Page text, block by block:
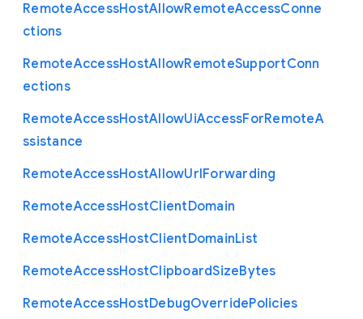
RemoteAccessHostAllowRemoteAccessConne
ctions
RemoteAccessHostAllowRemoteSupportConn
ections
RemoteAccessHostAllowUiAccessForRemoteA
ssistance
RemoteAccessHostAllowUrlForwarding
RemoteAccessHostClientDomain
RemoteAccessHostClientDomainList
RemoteAccessHostClipboardSizeBytes
RemoteAccessHostDebugOverridePolicies